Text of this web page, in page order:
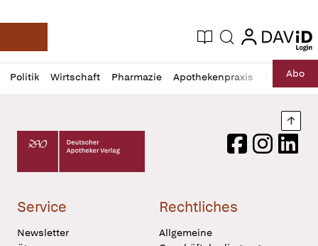
Deutsche Apotheker Zeitung
Aktuelle Ausgabe
Suche login
login
Politik Wirtschaft Pharmazie Apothekenpraxis RechtAbo
Profil
öffnen
Daz
Pur
Deutscher Apotheker Verlag Logo
FacebookInstagram
Service
Newsletter
Rechtliches
Allgemeine